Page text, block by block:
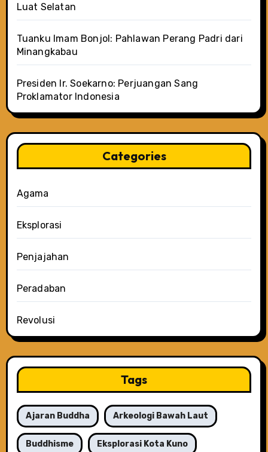
Luat Selatan
Tuanku Imam Bonjol: Pahlawan Perang Padri dari
Minangkabau
Presiden Ir. Soekarno: Perjuangan Sang
Proklamator Indonesia
Categories
Agama
Eksplorasi
Penjajahan
Peradaban
Revolusi
Tags
Ajaran Buddha Arkeologi Bawah Laut
Buddhisme Eksplorasi Kota Kuno